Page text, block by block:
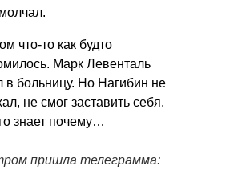
что-то как будто
Марк Левенталь
в больницу. Но Нагибин не
не смог заставить себя.
знает почему…
пришла телеграмма: